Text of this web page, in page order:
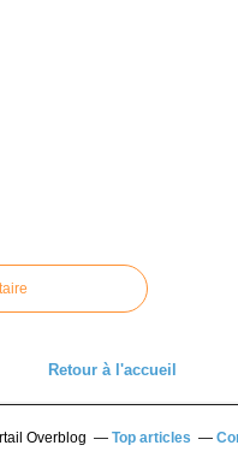
Retour à l'accueil
Overblog Top articles